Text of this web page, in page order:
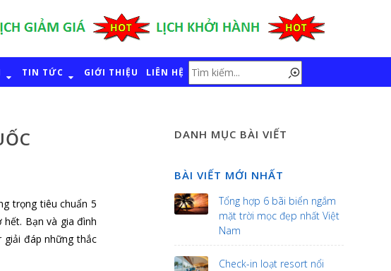
TIN TỨC GIỚI THIỆU LIÊN HỆ
trọng tiêu chuẩn 5
Bạn và gia đình
giải đáp những thắc
DANH MỤC BÀI VIẾT
BÀI VIẾT MỚI NHẤT
Tổng hợp 6 bãi biển ngắm
mặt trời mọc đẹp nhất Việt
Nam
Check-in loạt resort nổi